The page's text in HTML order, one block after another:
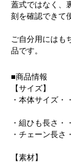
蓋式ではなく、
刻を確認できて
ご自分用にはも
品です。
■商品情報
【サイズ】
・本体サイズ・
厚
・組ひも長さ・
・チェーン長さ
【素材】